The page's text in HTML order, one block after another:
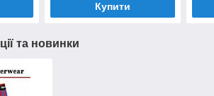
Купити
та новинки